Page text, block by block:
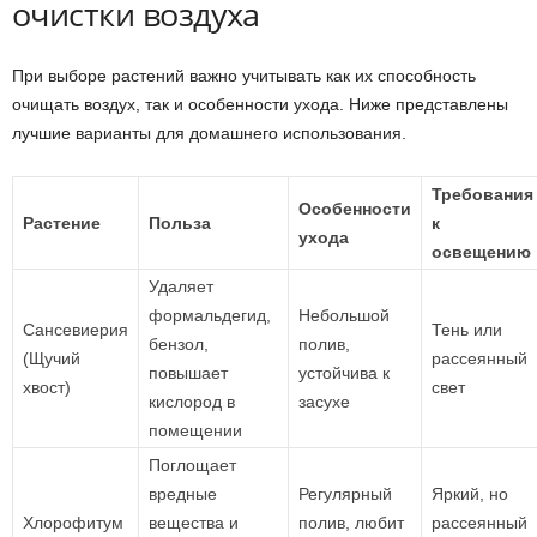
очистки воздуха
При выборе растений важно учитывать как их способность
очищать воздух, так и особенности ухода. Ниже представлены
лучшие варианты для домашнего использования.
Растение Польза
Особенности
ухода
Требования
к
освещению
Сансевиерия
(Щучий
хвост)
Удаляет
формальдегид,
бензол,
повышает
кислород в
помещении
Небольшой
полив,
устойчива к
засухе
Тень или
рассеянный
свет
Хлорофитум
Поглощает
вредные
вещества и
Регулярный
полив, любит
Яркий, но
рассеянный